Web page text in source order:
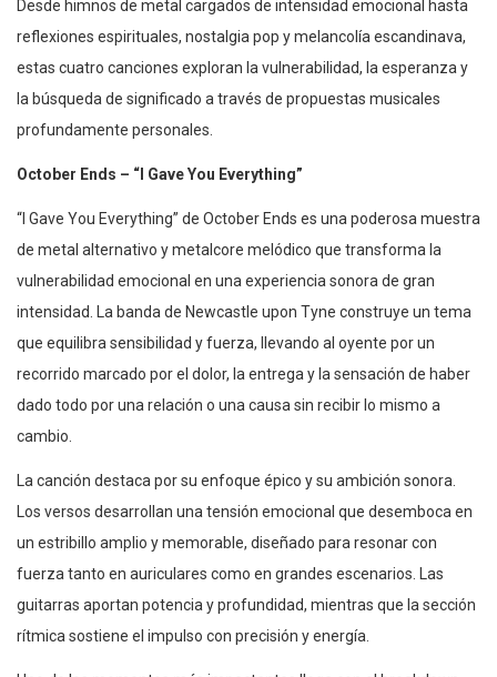
Desde himnos de metal cargados de intensidad emocional hasta
reflexiones espirituales, nostalgia pop y melancolía escandinava,
estas cuatro canciones exploran la vulnerabilidad, la esperanza y
la búsqueda de significado a través de propuestas musicales
profundamente personales.
October Ends – “I Gave You Everything”
“I Gave You Everything” de October Ends es una poderosa muestra
de metal alternativo y metalcore melódico que transforma la
vulnerabilidad emocional en una experiencia sonora de gran
intensidad. La banda de Newcastle upon Tyne construye un tema
que equilibra sensibilidad y fuerza, llevando al oyente por un
recorrido marcado por el dolor, la entrega y la sensación de haber
dado todo por una relación o una causa sin recibir lo mismo a
cambio.
La canción destaca por su enfoque épico y su ambición sonora.
Los versos desarrollan una tensión emocional que desemboca en
un estribillo amplio y memorable, diseñado para resonar con
fuerza tanto en auriculares como en grandes escenarios. Las
guitarras aportan potencia y profundidad, mientras que la sección
rítmica sostiene el impulso con precisión y energía.